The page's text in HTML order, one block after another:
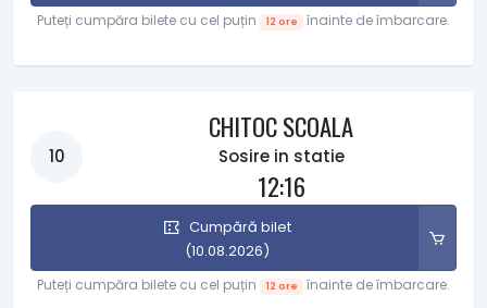
Puteți cumpăra bilete cu cel puțin 12 ore înainte de îmbarcare.
10
CHITOC SCOALA
Sosire in statie
12:16
Cumpără bilet
(10.08.2026)
Puteți cumpăra bilete cu cel puțin 12 ore înainte de îmbarcare.